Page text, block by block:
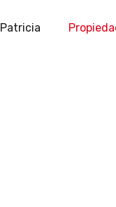
Patricia